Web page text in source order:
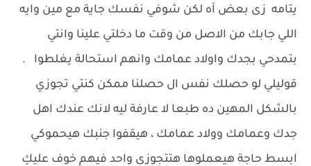
يتامه زى بعض آه لكن شوفي نفسك جاية مع مين وايه
اللي جابك من الاصل من وقت ما دخلتي علينا وانتي
بتمدحي بجدك واولاد عمامك وانهم استحالة يغلطوا .
قوليلي لو حصلك نفس ال حصلنا ممكن كنتي تجوزي
بالشكل المهين ده طبعا لا عارفة ليه لانك عندك اهل
جدك وعمامك وولاد عمامك ، هيقفوا جنبك هيحموكي
ابسط حاجة هيعملوها هتتجوزى واحد فيهم خوف عليكِ